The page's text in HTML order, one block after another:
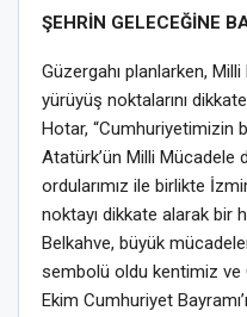
ŞEHRİN GELECEĞİNE
Güzergahı planlarken,
yürüyüş noktalarını
Hotar, “Cumhuriyetimizin
Atatürk’ün Milli Mücadele
ordularımız ile birlikte
noktayı dikkate alarak bir
Belkahve, büyük
sembolü oldu kentimiz ve
Ekim Cumhuriyet